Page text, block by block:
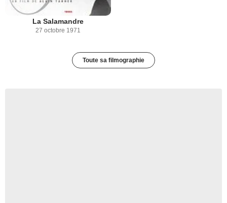
La Salamandre
27 octobre 1971
Toute sa filmographie